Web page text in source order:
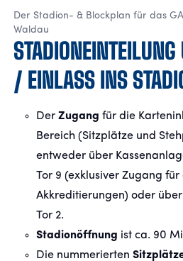
Der Stadion- & Blockplan für das
Waldau
/ EINLASS INS
Der Zugang für die
Bereich (Sitzplätze und
entweder über
Tor 9 (exklusiver Zugang
Akkreditierungen) oder
Tor 2.
Stadionöffnung ist ca. 90
Die nummerierten